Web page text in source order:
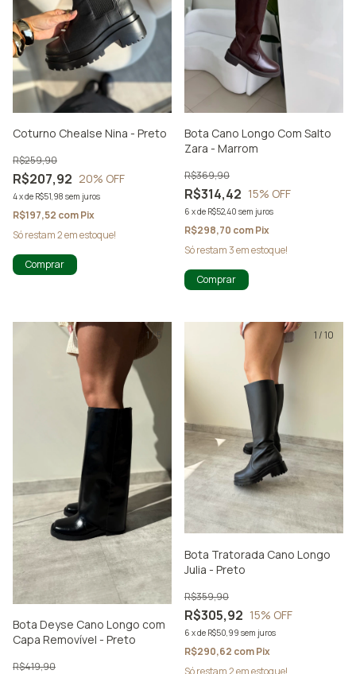
Coturno Chealse Nina - Preto
R$207,92
R$259,90
20% OFF
4xde R$51,98 sem juros
R$197,52 comPix
Só restam2em estoque!
Comprar
Bota Cano Longo Com Salto
Zara - Marrom
R$314,42
R$369,90
15% OFF
6 xde R$52,40 sem juros
R$298,70 comPix
Só restam3em estoque!
Comprar
1/5
Bota Deyse Cano Longo com
Capa Removível - Preto
R$419,90
1 /10
Bota Tratorada Cano Longo
Julia - Preto
R$305,92
R$359,90
15% OFF
6 xde R$50,99 sem juros
R$290,62 comPix
Só restam2em estoque!